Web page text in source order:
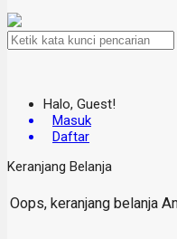
Halo, Guest!
Masuk
Daftar
Keranjang Belanja
Oops, keranjang belanja